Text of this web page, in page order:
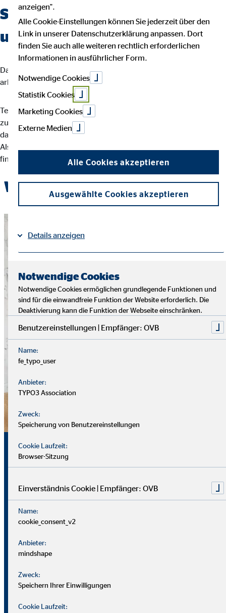
Sicherheit, Selbstbestimmung
und Flexibilität vereint?
Dann bist du bei uns richtig. Wir glauben, dass man am besten
arbeitet, wenn man seinem eigenen Rhythmus folgt.
Teamarbeit und intensiver Austausch sind für uns der Schlüssel
zu besten Ergebnissen. Dein Arbeitsalltag ist abwechslungsreich,
da jede Kundin und jeder Kunde individuelle Lösungen braucht.
Als OVB-Berater*in unterstützt du deine Kund*innen bei
finanziellen Entscheidungen und der Erreichung ihrer Ziele.
Werde Teil des OVB-Teams
Sicherheit, Chancen und
echte Perspektiven
Für uns zählt nicht dein Lebenslauf, sondern wer du bist und
was du erreichen möchtest. Wichtiger sind deine
zwischenmenschlichen und persönlichen Stärken.
Du solltest offen, kontaktfreudig und freundlich auftreten
Kund*innen hineinzuversetzen.
Als Berater in brauchst du zudem eine gute Struktur, den
anzeigen".
Alle Cookie-Einstellungen können Sie jederzeit über den
Link in unserer Datenschutzerklärung anpassen. Dort
finden Sie auch alle weiteren rechtlich erforderlichen
Informationen in ausführlicher Form.
Notwendige Cookies
Statistik Cookies
Marketing Cookies
Externe Medien
Alle Cookies akzeptieren
Ausgewählte Cookies akzeptieren
Details anzeigen
Notwendige Cookies
Notwendige Cookies ermöglichen grundlegende Funktionen und
sind für die einwandfreie Funktion der Website erforderlich. Die
Deaktivierung kann die Funktion der Webseite einschränken.
Benutzereinstellungen | Empfänger: OVB
Name:
fe_typo_user
Anbieter:
TYPO3 Association
Zweck:
Speicherung von Benutzereinstellungen
Cookie Laufzeit:
Browser-Sitzung
Einverständnis Cookie | Empfänger: OVB
Name:
cookie_consent_v2
Anbieter:
mindshape
Zweck:
Speichern Ihrer Einwilligungen
Cookie Laufzeit: